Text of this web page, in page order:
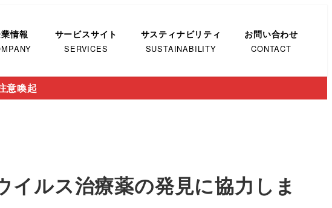
情報 サービスサイト
SERVICES
サスティナビリティ
SUSTAINABILITY
お問い合わせ
CONTACT
意喚起
ルス治療薬の発見に協力しま